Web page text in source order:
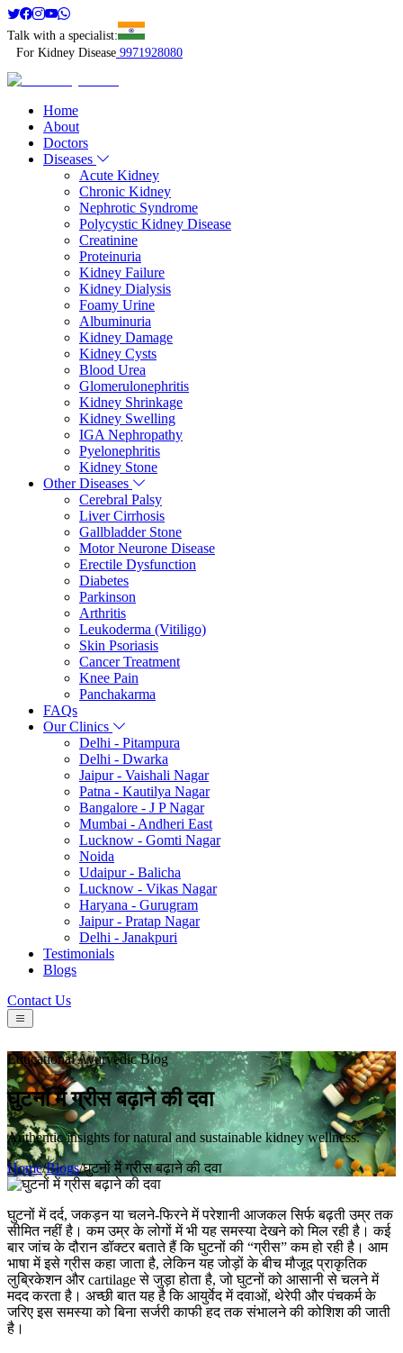
Talk with a specialist:
For Kidney Disease 9971928080
Home
About
Doctors
Diseases
Acute Kidney
Chronic Kidney
Nephrotic Syndrome
Polycystic Kidney Disease
Creatinine
Proteinuria
Kidney Failure
Kidney Dialysis
Foamy Urine
Albuminuria
Kidney Damage
Kidney Cysts
Blood Urea
Glomerulonephritis
Kidney Shrinkage
Kidney Swelling
IGA Nephropathy
Pyelonephritis
Kidney Stone
Other Diseases
Cerebral Palsy
Liver Cirrhosis
Gallbladder Stone
Motor Neurone Disease
Erectile Dysfunction
Diabetes
Parkinson
Arthritis
Leukoderma (Vitiligo)
Skin Psoriasis
Cancer Treatment
Knee Pain
Panchakarma
FAQs
Our Clinics
Delhi - Pitampura
Delhi - Dwarka
Jaipur - Vaishali Nagar
Patna - Kautilya Nagar
Bangalore - J P Nagar
Mumbai - Andheri East
Lucknow - Gomti Nagar
Noida
Udaipur - Balicha
Lucknow - Vikas Nagar
Haryana - Gurugram
Jaipur - Pratap Nagar
Delhi - Janakpuri
Testimonials
Blogs
Contact Us
Educational Ayurvedic Blog
घुटनों में ग्रीस बढ़ाने की दवा
Authentic insights for natural and sustainable kidney wellness.
Home/Blogs/घुटनों में ग्रीस बढ़ाने की दवा
घुटनों में दर्द, जकड़न या चलने-फिरने में परेशानी आजकल सिर्फ बढ़ती उम्र तक
सीमित नहीं है। कम उम्र के लोगों में भी यह समस्या देखने को मिल रही है। कई
बार जांच के दौरान डॉक्टर बताते हैं कि घुटनों की “ग्रीस” कम हो रही है। आम
भाषा में इसे ग्रीस कहा जाता है, लेकिन यह जोड़ों के बीच मौजूद प्राकृतिक
लुब्रिकेशन और cartilage से जुड़ा होता है, जो घुटनों को आसानी से चलने में
मदद करता है। अच्छी बात यह है कि आयुर्वेद में दवाओं, थेरेपी और पंचकर्म के
जरिए इस समस्या को बिना सर्जरी काफी हद तक संभालने की कोशिश की जाती
है।